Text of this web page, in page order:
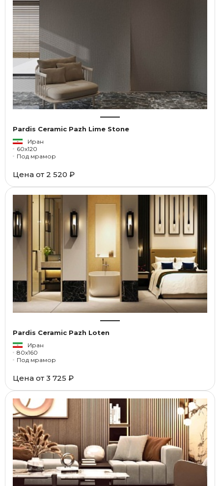
Pardis Ceramic Pazh Lime Stone
Иран
60x120
Под мрамор
Цена от 2 520 ₽
Pardis Ceramic Pazh Loten
Иран
80x160
Под мрамор
Цена от 3 725 ₽